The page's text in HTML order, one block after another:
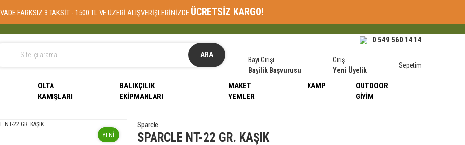
VADE FARKSIZ 3 TAKSİT - 1500 TL VE ÜZERİ ALIŞVERİŞLERİNİZDE ÜCRETSİZ KARGO!
ARA
0 549 560 14 14
Bayi Girişi
Bayilik Başvurusu
Giriş
Yeni Üyelik
Sepetim
OLTA
KAMIŞLARI
BALIKÇILIK
EKIPMANLARI
MAKET
YEMLER
KAMP
OUTDOOR
GIYIM
YENİ
Sparcle
SPARCLE NT-22 GR. KAŞIK